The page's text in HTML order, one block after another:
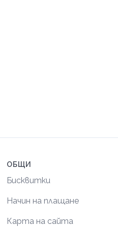
ОБЩИ
Бисквитки
Начин на плащане
Карта на сайта